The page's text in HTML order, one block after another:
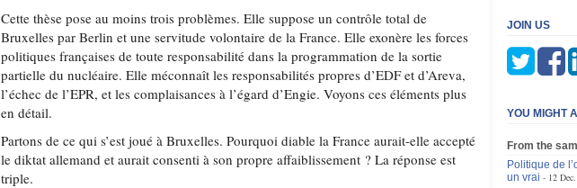
Cette thèse pose au moins trois problèmes. Elle suppose un contrôle total de
Bruxelles par Berlin et une servitude volontaire de la France. Elle exonère les forces
politiques françaises de toute responsabilité dans la programmation de la sortie
partielle du nucléaire. Elle méconnaît les responsabilités propres d’EDF et d’Areva,
l’échec de l’EPR, et les complaisances à l’égard d’Engie. Voyons ces éléments plus
en détail.
Partons de ce qui s’est joué à Bruxelles. Pourquoi diable la France aurait-elle accepté
le diktat allemand et aurait consenti à son propre affaiblissement ? La réponse est
triple.
JOIN US
YOU MIGHT
From the
Politique de
un vrai
12